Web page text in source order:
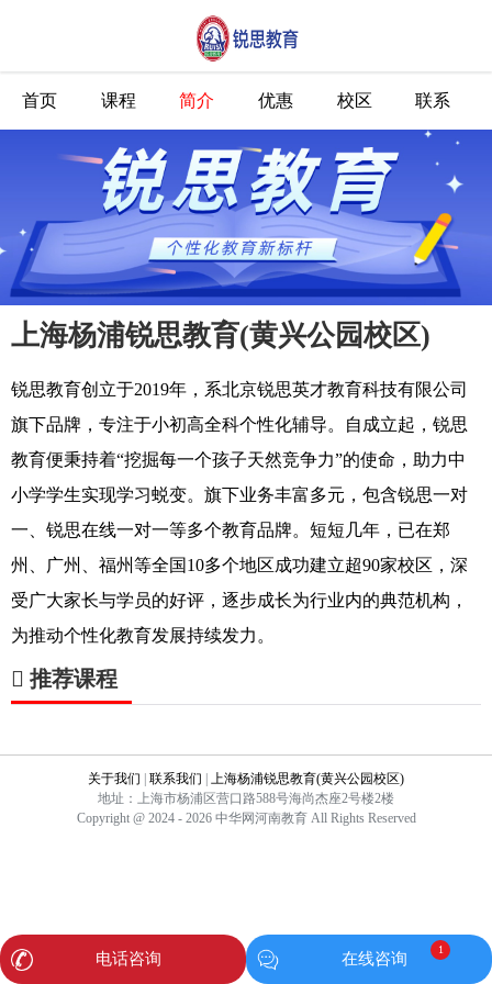
首页 课程 简介 优惠 校区 联系
上海杨浦锐思教育(黄兴公园校区)
锐思教育创立于2019年，系北京锐思英才教育科技有限公司
旗下品牌，专注于小初高全科个性化辅导。自成立起，锐思
教育便秉持着“挖掘每一个孩子天然竞争力”的使命，助力中
小学学生实现学习蜕变。旗下业务丰富多元，包含锐思一对
一、锐思在线一对一等多个教育品牌。短短几年，已在郑
州、广州、福州等全国10多个地区成功建立超90家校区，深
受广大家长与学员的好评，逐步成长为行业内的典范机构，
为推动个性化教育发展持续发力。
推荐课程
关于我们 联系我们
上海杨浦锐思教育(黄兴公园校区)
地址：上海市杨浦区营口路588号海尚杰座2号楼2楼
Copyright @ 2024 - 2026 中华网河南教育 All Rights Reserved
电话咨询 在线咨询
1